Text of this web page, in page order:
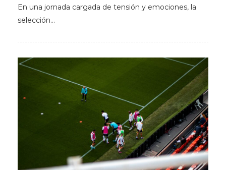
En una jornada cargada de tensión y emociones, la
selección…